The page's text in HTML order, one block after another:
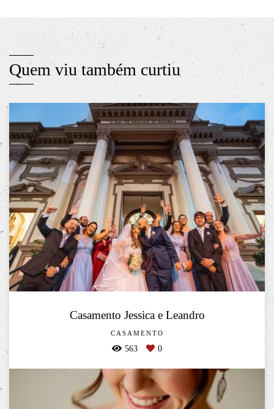
Quem viu também curtiu
Casamento Jessica e Leandro
CASAMENTO
563 0